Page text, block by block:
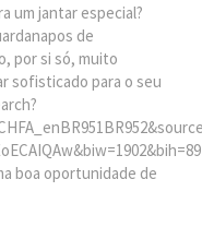
um jantar especial?
de
por si só, muito
sofisticado para o seu
boa oportunidade de